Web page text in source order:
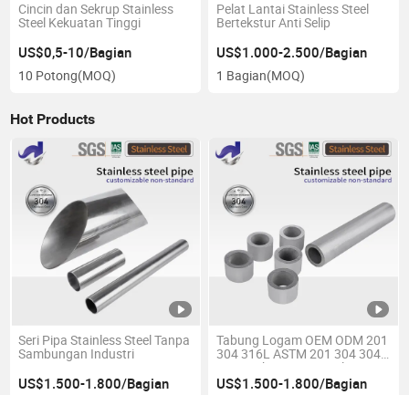
Cincin dan Sekrup Stainless
Steel Kekuatan Tinggi
US$0,5-10/Bagian
10 Potong(MOQ)
Pelat Lantai Stainless Steel
Bertekstur Anti Selip
US$1.000-2.500/Bagian
1 Bagian(MOQ)
Hot Products
Seri Pipa Stainless Steel Tanpa
Sambungan Industri
US$1.500-1.800/Bagian
Tabung Logam OEM ODM 201
304 316L ASTM 201 304 304L
316L Tahan Korosi Bulat
Dipoles Seamless Las
US$1.500-1.800/Bagian